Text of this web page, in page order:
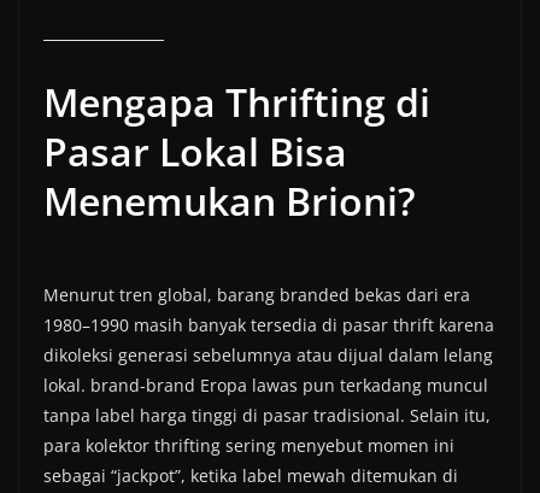
Mengapa Thrifting di
Pasar Lokal Bisa
Menemukan Brioni?
Menurut tren global, barang branded bekas dari era
1980–1990 masih banyak tersedia di pasar thrift karena
dikoleksi generasi sebelumnya atau dijual dalam lelang
lokal. brand-brand Eropa lawas pun terkadang muncul
tanpa label harga tinggi di pasar tradisional. Selain itu,
para kolektor thrifting sering menyebut momen ini
sebagai “jackpot”, ketika label mewah ditemukan di